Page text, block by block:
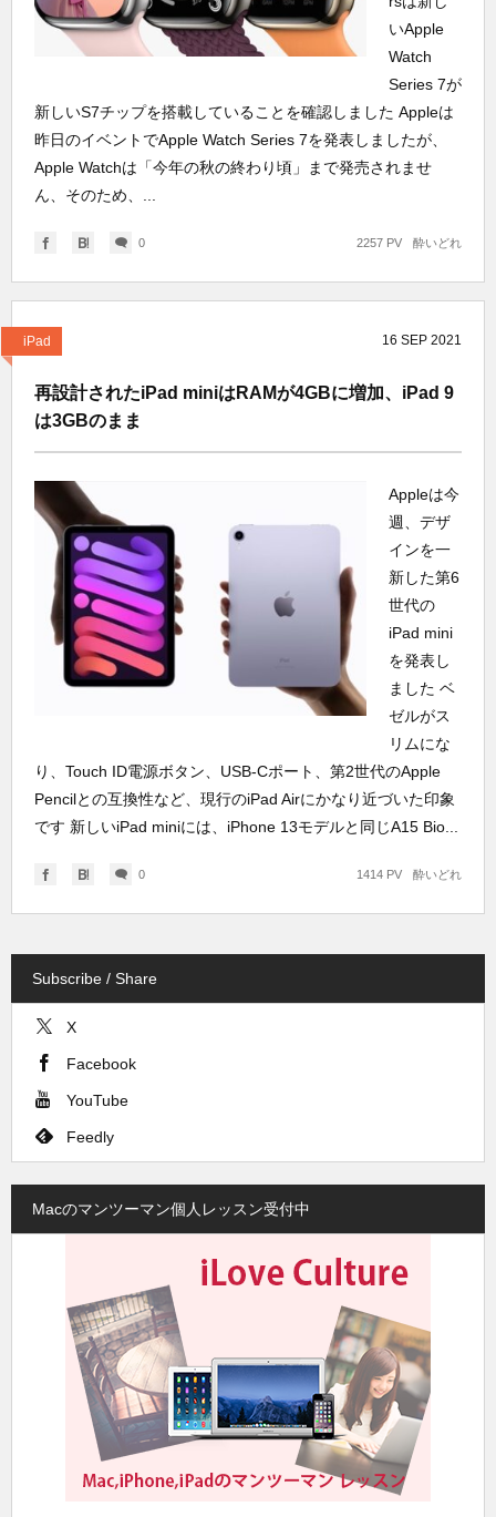
いApple
Watch
Series 7が
新しいS7チップを搭載していることを確認しました Appleは
昨日のイベントでApple Watch Series 7を発表しましたが、
Apple Watchは「今年の秋の終わり頃」まで発売されませ
ん、そのため、...
0 酔いどれ
2257 PV
iPad 16 SEP 2021
再設計されたiPad miniはRAMが4GBに増加、iPad 9
は3GBのまま
Appleは今
週、デザ
インを一
新した第6
世代の
iPad mini
を発表し
ました ベ
ゼルがス
リムにな
り、Touch ID電源ボタン、USB-Cポート、第2世代のApple
Pencilとの互換性など、現行のiPad Airにかなり近づいた印象
です 新しいiPad miniには、iPhone 13モデルと同じA15 Bio...
0 酔いどれ
1414 PV
Subscribe / Share
X
Facebook
YouTube
Feedly
Macのマンツーマン個人レッスン受付中